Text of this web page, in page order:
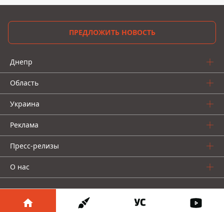
ПРЕДЛОЖИТЬ НОВОСТЬ
Днепр
Область
Украина
Реклама
Пресс-релизы
О нас